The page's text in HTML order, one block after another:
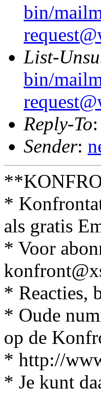
bin/
List-
bin/
Reply-To:
Sender:
*
als gratis
* Voor
* Reacties,
* Oude
op de
* http://
* Je kunt